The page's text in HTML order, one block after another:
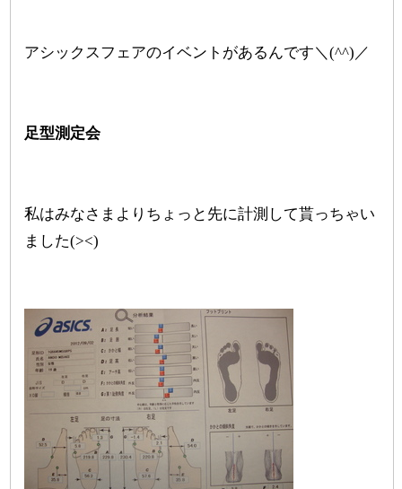
アシックスフェアのイベントがあるんです＼(^^)／
足型測定会
私はみなさまよりちょっと先に計測して貰っちゃい
ました(><)